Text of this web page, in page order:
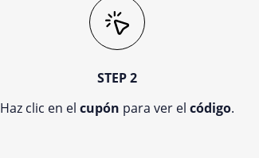
STEP 2
Haz clic en el cupón para ver el código.